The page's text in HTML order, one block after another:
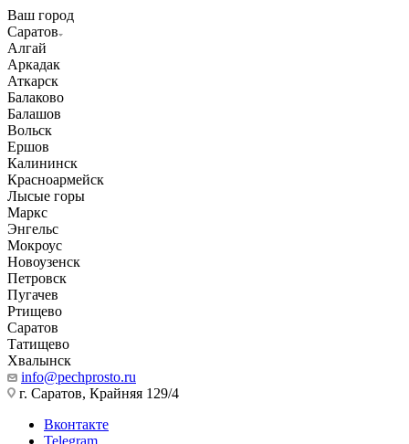
Ваш город
Саратов
Алгай
Аркадак
Аткарск
Балаково
Балашов
Вольск
Ершов
Калининск
Красноармейск
Лысые горы
Маркс
Энгельс
Мокроус
Новоузенск
Петровск
Пугачев
Ртищево
Саратов
Татищево
Хвалынск
info@pechprosto.ru
г. Саратов, Крайняя 129/4
Вконтакте
Telegram